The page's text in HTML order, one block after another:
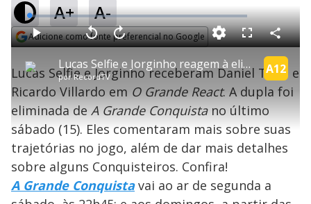
A+ A-
Adicione como fonte preferencial no Google
Opens in new window P
l
a
Lucas Selfie e Jorginho reagem à eliminação ao lado de Toko e Ricardo | O Grande React
por RecordTV
A12
P V
l
t
r
0
e
g
n
d
s
A
n
ç
a
1
s
e
u
n
o
s
L
o
a
d
e
:
0
.
1
4
%
F
l
s
c
e
n
C
o
m
p
a
Lucas Selfie e Jorginho receberam Daniel Toko e
Ricardo Villardo em O Grande React. A dupla foi
eliminada deA Grande Conquistano último
sábado (15). Eles comentaram mais sobre suas
trajetórias no jogo, além de dar mais detalhes
sobre alguns Conquisteiros. Confira!
A Grande Conquistavai ao ar de segunda a